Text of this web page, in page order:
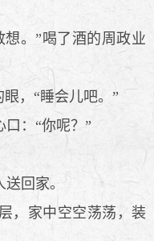
。”喝了酒的周政业
，“睡会儿吧。”
：“你呢？”
回家。
，家中空空荡荡，装